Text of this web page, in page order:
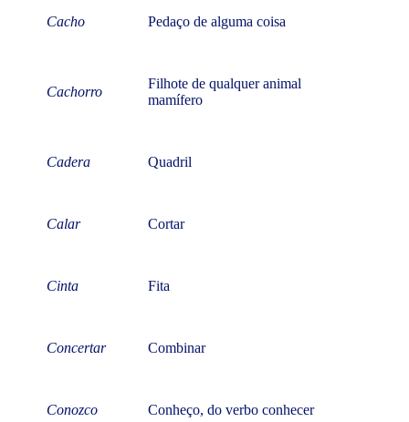
Cacho Pedaço de alguma coisa
Cachorro
Filhote de qualquer animal
mamífero
Cadera Quadril
Calar Cortar
Cinta Fita
Concertar Combinar
Conozco Conheço, do verbo conhecer